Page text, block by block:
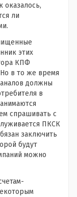
оказалось,
ли
этих
КПФ
в то же время
должны
в
спрашивать с
ПКСК
заключить
будут
можно